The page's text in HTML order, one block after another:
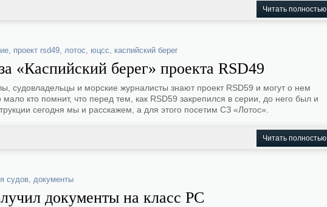
Читать полностью
, проект rsd49, лотос, юцсс, каспийский берег
«Каспийский берег» проекта RSD49
судовладельцы и морские журналисты знают проект RSD59 и могут о нем
мало кто помнит, что перед тем, как RSD59 закрепился в серии, до него был и
сегодня мы и расскажем, а для этого посетим СЗ «Лотос».
Читать полностью
судов, документы
документы на класс РС
Подпишитесь на наш MAX-канал